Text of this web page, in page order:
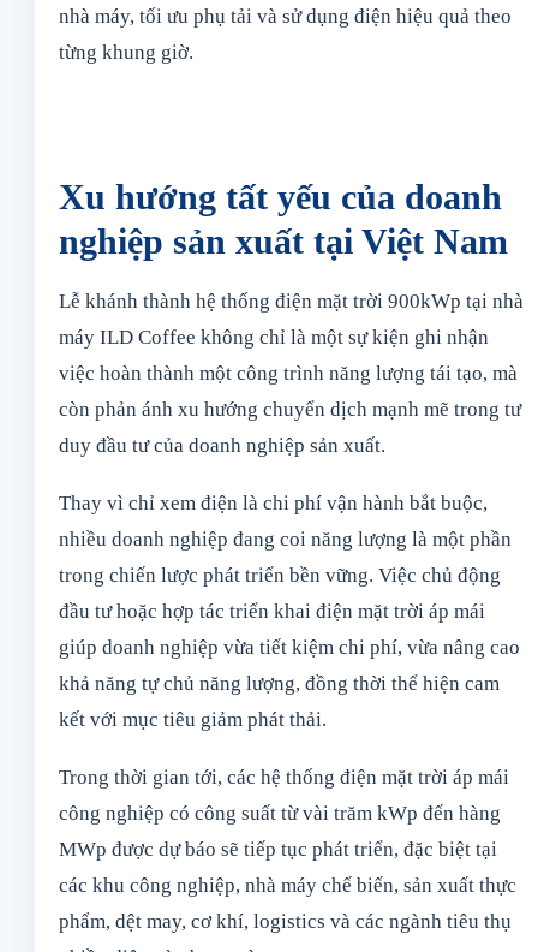
nhà máy, tối ưu phụ tải và sử dụng điện hiệu quả theo
từng khung giờ.
Xu hướng tất yếu của doanh
nghiệp sản xuất tại Việt Nam
Lễ khánh thành hệ thống điện mặt trời 900kWp tại nhà
máy ILD Coffee không chỉ là một sự kiện ghi nhận
việc hoàn thành một công trình năng lượng tái tạo, mà
còn phản ánh xu hướng chuyển dịch mạnh mẽ trong tư
duy đầu tư của doanh nghiệp sản xuất.
Thay vì chỉ xem điện là chi phí vận hành bắt buộc,
nhiều doanh nghiệp đang coi năng lượng là một phần
trong chiến lược phát triển bền vững. Việc chủ động
đầu tư hoặc hợp tác triển khai điện mặt trời áp mái
giúp doanh nghiệp vừa tiết kiệm chi phí, vừa nâng cao
khả năng tự chủ năng lượng, đồng thời thể hiện cam
kết với mục tiêu giảm phát thải.
Trong thời gian tới, các hệ thống điện mặt trời áp mái
công nghiệp có công suất từ vài trăm kWp đến hàng
MWp được dự báo sẽ tiếp tục phát triển, đặc biệt tại
các khu công nghiệp, nhà máy chế biến, sản xuất thực
phẩm, dệt may, cơ khí, logistics và các ngành tiêu thụ